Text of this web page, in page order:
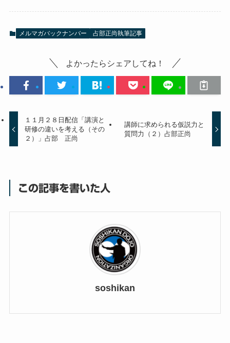
メルマガバックナンバー 占部正尚執筆記事
よかったらシェアしてね！
１１月２８日配信「講演と
研修の違いを考える（その
２）」占部 正尚
講師に求められる仮説力と
質問力（２）占部正尚
この記事を書いた人
soshikan